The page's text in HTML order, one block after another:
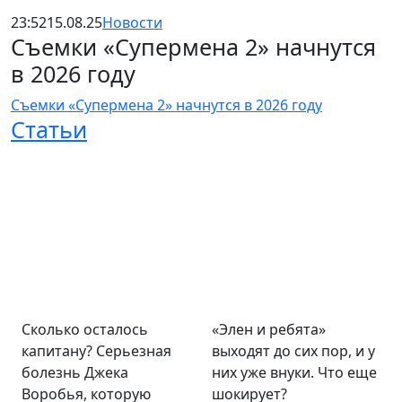
23:5215.08.25Новости
Съемки «Супермена 2» начнутся
в 2026 году
Съемки «Супермена 2» начнутся в 2026 году
Статьи
Сколько осталось
капитану? Серьезная
болезнь Джека
Воробья, которую
«Элен и ребята»
выходят до сих пор, и у
них уже внуки. Что еще
шокирует?